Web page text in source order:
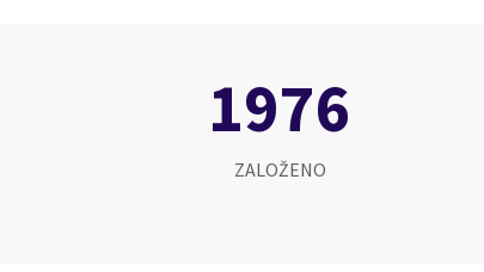
1976
ZALOŽENO